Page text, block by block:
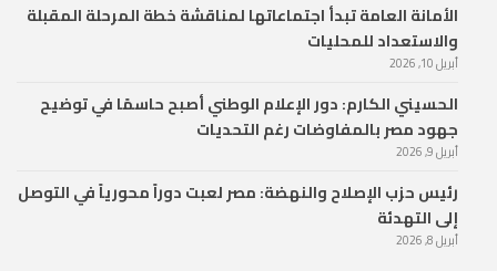
الأمانة العامة تبدأ اجتماعاتها لمناقشة خطة المرحلة المقبلة
والاستعداد للمحليات
أبريل 10, 2026
الحسيني الكارم: دور الإعلام الوطني أصبح حاسمًا في توضيح
جهود مصر بالمفاوضات رغم التحديات
أبريل 9, 2026
رئيس حزب الإصلاح والنهضة: مصر لعبت دوراً محورياً في التوصل
إلى التهدئة
أبريل 8, 2026